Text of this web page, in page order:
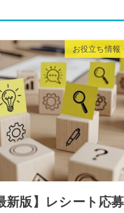
お役立ち情報
新版】レシート応